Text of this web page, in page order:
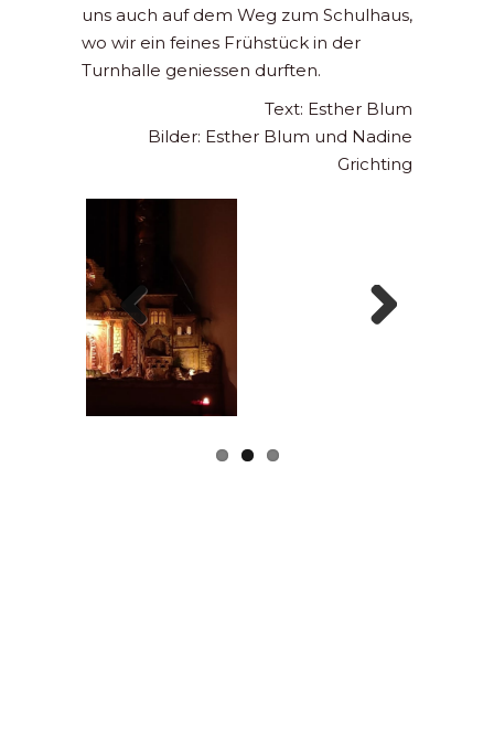
uns auch auf dem Weg zum Schulhaus,
wo wir ein feines Frühstück in der
Turnhalle geniessen durften.
Text: Esther Blum
Bilder: Esther Blum und Nadine
Grichting
Previous